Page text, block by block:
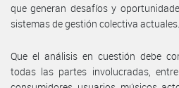
que generan desafíos y
sistemas de gestión colectiva actuales.
Que el análisis en cuestión debe
todas las partes involucradas,